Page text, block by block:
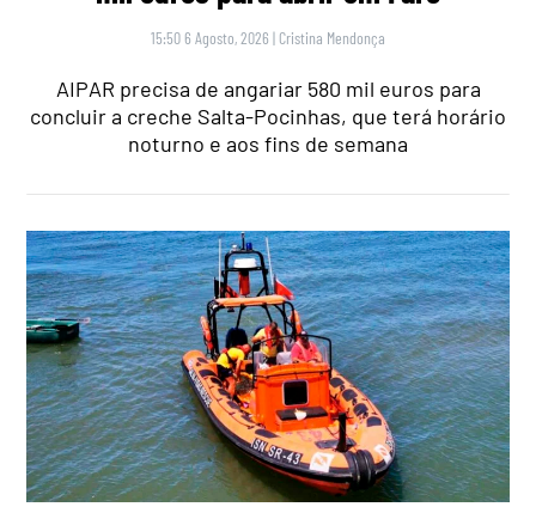
15:50 6 Agosto, 2026 | Cristina Mendonça
AIPAR precisa de angariar 580 mil euros para
concluir a creche Salta-Pocinhas, que terá horário
noturno e aos fins de semana